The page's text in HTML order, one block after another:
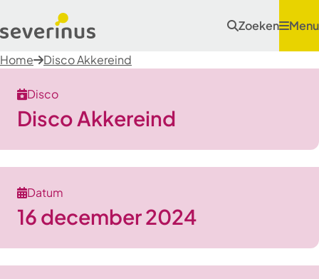
Zoeken Menu
Home Disco Akkereind
Disco
Disco Akkereind
Datum
16 december 2024